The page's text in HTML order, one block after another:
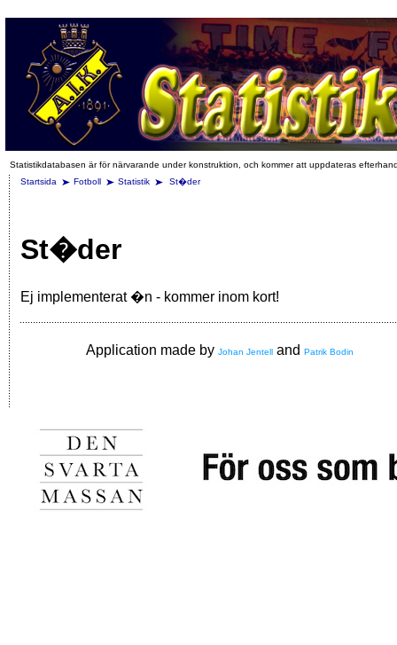
Statistikdatabasen är för närvarande under konstruktion, och kommer att uppdateras
Startsida
Fotboll Statistik St�der
St�der
Ej implementerat �n - kommer inom kort!
Application made by Johan Jentell and Patrik Bodin